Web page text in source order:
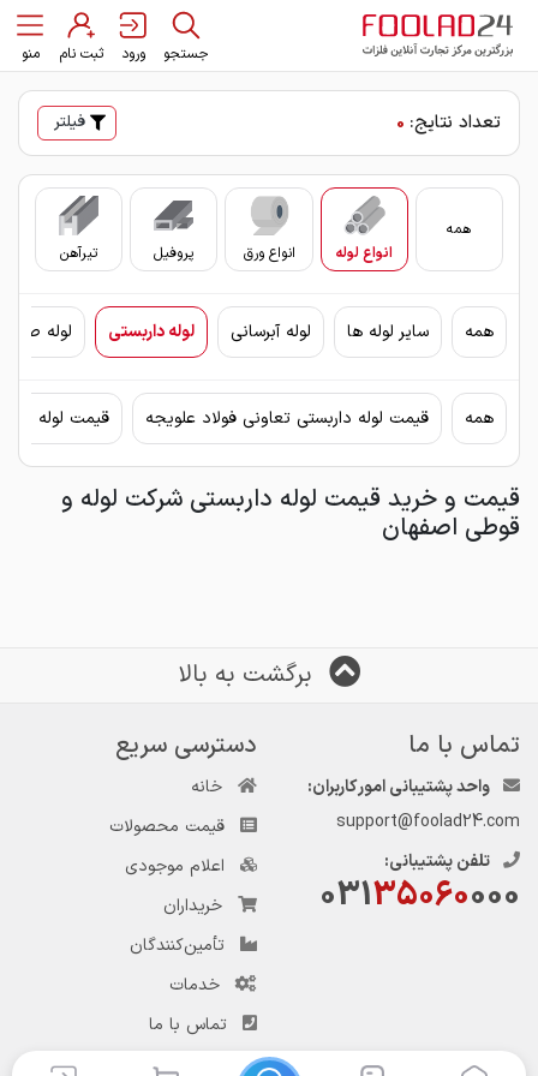
جستجو ورود ثبت نام منو
تعداد نتایج: 0 فیلتر
همه
انواع لوله
انواع ورق پروفیل تیرآهن
همه سایر لوله ها لوله آبرسانی لوله داربستی لوله
همه قیمت لوله داربستی تعاونی فولاد علویجه قیمت لوله
قیمت و خرید قیمت لوله داربستی شرکت لوله و
قوطی اصفهان
برگشت به بالا
تماس با ما
واحد پشتیبانی امور کاربران:
support@foolad24.com
تلفن پشتیبانی:
03135060000
دسترسی سریع
خانه
قیمت محصولات
اعلام موجودی
خریداران
تأمین‌کنندگان
خدمات
تماس با ما